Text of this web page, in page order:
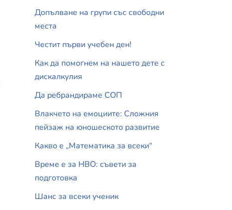
Допълване на групи със свободни
места
Честит първи учебен ден!
Как да помогнем на нашето дете с
дискалкулия
Да ребрандираме СОП
Влакчето на емоциите: Сложния
пейзаж на юношеското развитие
Какво е „Математика за всеки“
Време е за НВО: съвети за
подготовка
Шанс за всеки ученик